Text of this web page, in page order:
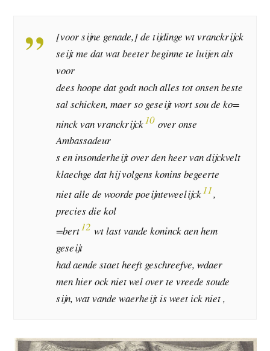
[voor sijne genade,] de tijdinge wt vranckrijck
seijt me dat wat beeter beginne te luijen als
voor
dees hoope dat godt noch alles tot onsen beste
sal schicken, maer so geseijt wort sou de ko=
ninck van vranckrijck10 over onse
Ambassadeur
s en insonderheijt over den heer van dijckvelt
klaechge dat hij volgens konins begeerte
niet alle de woorde poeijnteweelijck11,
precies die kol
=bert12 wt last vande koninck aen hem
geseijt
had aende staet heeft geschreefve,wdaer
men hier ock niet wel over te vreede soude
sijn, wat vande waerheijt is weet ick niet ,